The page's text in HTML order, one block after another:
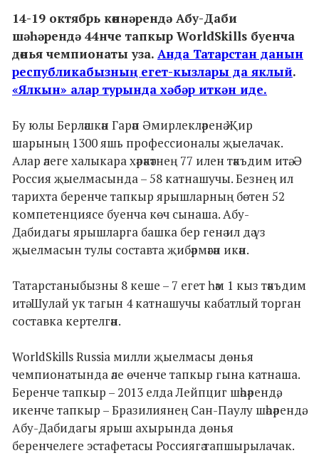
14-19 октябрь көннәрендә Абу-Даби
шәһәрендә 44нче тапкыр WorldSkills буенча
дөнья чемпионаты уза. Анда Татарстан данын
республикабызның егет-кызлары да яклый.
«Ялкын» алар турында хәбәр иткән иде.
Бу юлы Берләшкән Гарәп Әмирлекләренә Җир
шарының 1300 яшь профессионалы җыелачак.
Алар әлеге халыкара хәрәкәтнең 77 илен тәкъдим итә. Ә
Россия җыелмасында – 58 катнашучы. Безнең ил
тарихта беренче тапкыр ярышларның бөтен 52
компетенциясе буенча көч сынаша. Абу-
Дабидагы ярышларга башка бер генә ил дә үз
җыелмасын тулы составта җибәрмәгән икән.
Татарстаныбызны 8 кеше – 7 егет һәм 1 кыз тәкъдим
итә. Шулай ук тагын 4 катнашучы кабатлый торган
составка кертелгән.
WorldSkills Russia милли җыелмасы дөнья
чемпионатында әле өченче тапкыр гына катнаша.
Беренче тапкыр – 2013 елда Лейпциг шәһәрендә,
икенче тапкыр – Бразилиянең Сан-Паулу шәһәрендә.
Абу-Дабидагы ярыш ахырында дөнья
беренчелеге эстафетасы Россиягә тапшырылачак.